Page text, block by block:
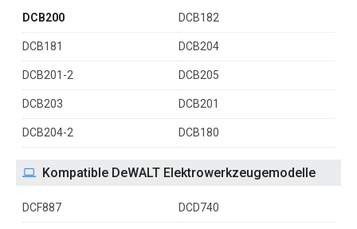
DCB200 DCB182
DCB181 DCB204
DCB201-2 DCB205
DCB203 DCB201
DCB204-2 DCB180
Kompatible DeWALT Elektrowerkzeugemodelle
DCF887 DCD740